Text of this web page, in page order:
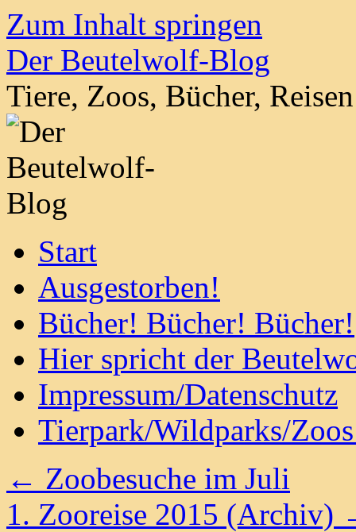
Zum Inhalt springen
Der Beutelwolf-Blog
Tiere, Zoos, Bücher,
Start
Ausgestorben!
Bücher! Bücher! Bücher!
Hier spricht der
Impressum/Datenschutz
Tierpark/Wildparks/
← Zoobesuche im Juli
1. Zooreise 2015 (Archiv)